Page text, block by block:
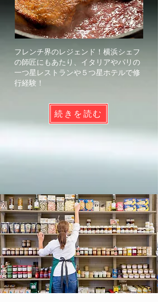
フレンチ界のレジェンド！​横浜シェフ
の師匠にもあたり、イタリアやパリの
一つ星レストランや５つ星ホテルで修
行経験！
続きを読む